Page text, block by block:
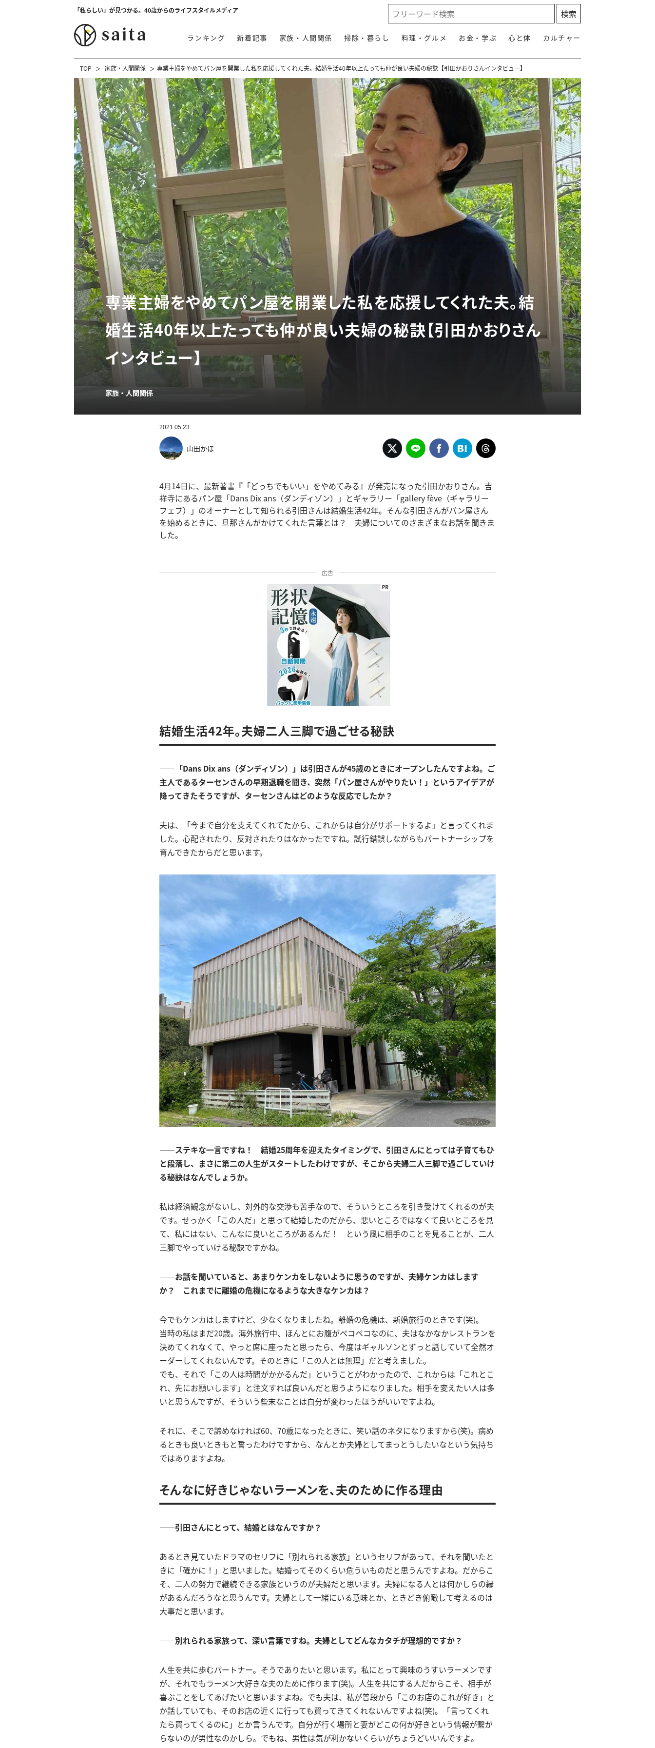
「私らしい」が見つかる。40歳からのライフスタイルメディア
ランキング 新着記事 家族・人間関係 掃除・暮らし 料理・グルメ お金・学ぶ 心と体 カルチャー
TOP 家族・人間関係 専業主婦をやめてパン屋を開業した私を応援してくれた夫。結婚生活40年以上たっても仲が良い夫婦の秘訣【引田かおりさんインタビュー】
専業主婦をやめてパン屋を開業した私を応援してくれた夫。結
婚生活40年以上たっても仲が良い夫婦の秘訣【引田かおりさん
インタビュー】
家族・人間関係
2021.05.23
山田かほ
4月14日に、最新著書『「どっちでもいい」をやめてみる』が発売になった引田かおりさん。吉
祥寺にあるパン屋「Dans Dix ans（ダンディゾン）」とギャラリー「gallery fève（ギャラリー
フェブ）」のオーナーとして知られる引田さんは結婚生活42年。そんな引田さんがパン屋さん
を始めるときに、旦那さんがかけてくれた言葉とは？ 夫婦についてのさまざまなお話を聞きま
した。
広告
結婚生活42年。夫婦二人三脚で過ごせる秘訣
――「Dans Dix ans（ダンディゾン）」は引田さんが45歳のときにオープンしたんですよね。ご
主人であるターセンさんの早期退職を聞き、突然「パン屋さんがやりたい！」というアイデアが
降ってきたそうですが、 ターセンさんはどのような反応でしたか？
夫は、「今まで自分を支えてくれてたから、これからは自分がサポートするよ」と言ってくれま
した。心配されたり、反対されたりはなかったですね。試行錯誤しながらもパートナーシップを
育んできたからだと思います。
――ステキな一言ですね！ 結婚25周年を迎えたタイミングで、引田さんにとっては子育てもひ
と段落し、まさに第二の人生がスタートしたわけですが、そこから夫婦二人三脚で過ごしていけ
る秘訣はなんでしょうか。
私は経済観念がないし、対外的な交渉も苦手なので、そういうところを引き受けてくれるのが夫
です。せっかく「この人だ」と思って結婚したのだから、悪いところではなくて良いところを見
て、私にはない、こんなに良いところがあるんだ！ という風に相手のことを見ることが、二人
三脚でやっていける秘訣ですかね。
――お話を聞いていると、あまりケンカをしないように思うのですが、夫婦ケンカはします
か？ これまでに離婚の危機になるような大きなケンカは？
今でもケンカはしますけど、少なくなりましたね。離婚の危機は、新婚旅行のときです(笑)。
当時の私はまだ20歳。海外旅行中、ほんとにお腹がペコペコなのに、夫はなかなかレストランを
決めてくれなくて、やっと席に座ったと思ったら、今度はギャルソンとずっと話していて全然オ
ーダーしてくれないんです。そのときに「この人とは無理」だと考えました。
でも、それで「この人は時間がかかるんだ」ということがわかったので、これからは「これとこ
れ、先にお願いします」と注文すれば良いんだと思うようになりました。相手を変えたい人は多
いと思うんですが、そういう些末なことは自分が変わったほうがいいですよね。
それに、そこで諦めなければ60、70歳になったときに、笑い話のネタになりますから(笑)。病め
るときも良いときもと誓ったわけですから、なんとか夫婦としてまっとうしたいなという気持ち
ではありますよね。
そんなに好きじゃないラーメンを、夫のために作る理由
――引田さんにとって、結婚とはなんですか？
あるとき見ていたドラマのセリフに「別れられる家族」というセリフがあって、それを聞いたと
きに「確かに！」と思いました。結婚ってそのくらい危ういものだと思うんですよね。だからこ
そ、二人の努力で継続できる家族というのが夫婦だと思います。夫婦になる人とは何かしらの縁
があるんだろうなと思うんです。夫婦として一緒にいる意味とか、ときどき俯瞰して考えるのは
大事だと思います。
――別れられる家族って、深い言葉ですね。夫婦としてどんなカタチが理想的ですか？
人生を共に歩むパートナー。そうでありたいと思います。私にとって興味のうすいラーメンです
が、それでもラーメン大好きな夫のために作ります(笑)。人生を共にする人だからこそ、相手が
喜ぶことをしてあげたいと思いますよね。でも夫は、私が普段から「このお店のこれが好き」と
か話していても、そのお店の近くに行っても買ってきてくれないんですよね(笑)。「言ってくれ
たら買ってくるのに」とか言うんです。自分が行く場所と妻がどこの何が好きという情報が繋が
らないのが男性なのかしら。でもね、男性は気が利かないくらいがちょうどいいんですよ。